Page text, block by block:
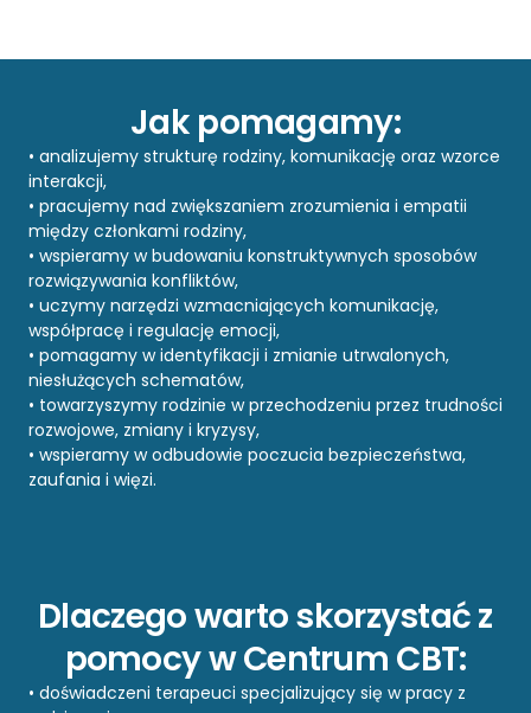
Jak pomagamy:
• analizujemy strukturę rodziny, komunikację oraz wzorce
interakcji,
• pracujemy nad zwiększaniem zrozumienia i empatii
między członkami rodziny,
• wspieramy w budowaniu konstruktywnych sposobów
rozwiązywania konfliktów,
• uczymy narzędzi wzmacniających komunikację,
współpracę i regulację emocji,
• pomagamy w identyfikacji i zmianie utrwalonych,
niesłużących schematów,
• towarzyszymy rodzinie w przechodzeniu przez trudności
rozwojowe, zmiany i kryzysy,
• wspieramy w odbudowie poczucia bezpieczeństwa,
zaufania i więzi.
Dlaczego warto skorzystać z
pomocy w Centrum CBT:
• doświadczeni terapeuci specjalizujący się w pracy z